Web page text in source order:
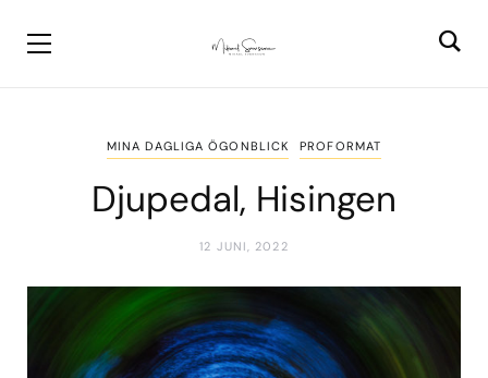
MINA DAGLIGA ÖGONBLICK PROFORMAT
Djupedal, Hisingen
12 JUNI, 2022